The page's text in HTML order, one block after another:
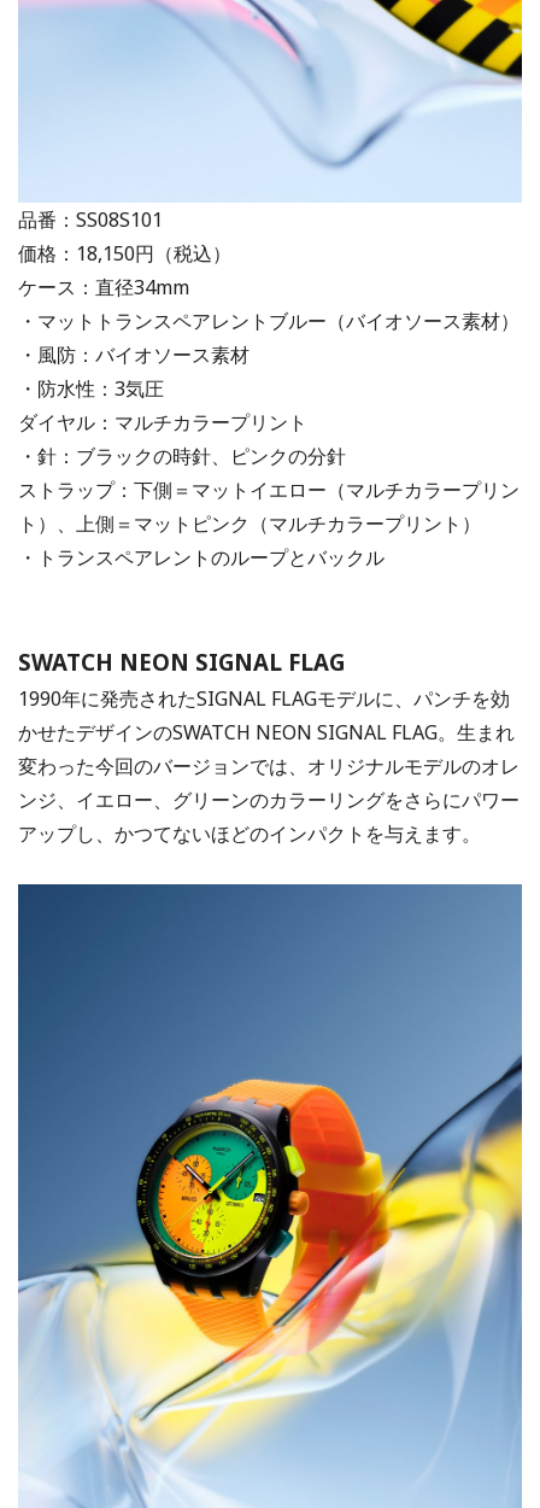
品番：SS08S101
価格：18,150円（税込）
ケース：直径34mm
・マットトランスペアレントブルー（バイオソース素材）
・風防：バイオソース素材
・防水性：3気圧
ダイヤル：マルチカラープリント
・針：ブラックの時針、ピンクの分針
ストラップ：下側＝マットイエロー（マルチカラープリン
ト）、上側＝マットピンク（マルチカラープリント）
・トランスペアレントのループとバックル
SWATCH NEON SIGNAL FLAG
1990年に発売されたSIGNAL FLAGモデルに、パンチを効
かせたデザインのSWATCH NEON SIGNAL FLAG。生まれ
変わった今回のバージョンでは、オリジナルモデルのオレ
ンジ、イエロー、グリーンのカラーリングをさらにパワー
アップし、かつてないほどのインパクトを与えます。